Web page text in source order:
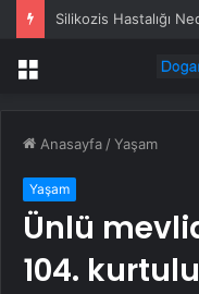
Silikozis Hastalığı
Menü
Anasayfa /Yaşam
Yaşam
Ünlü
104.